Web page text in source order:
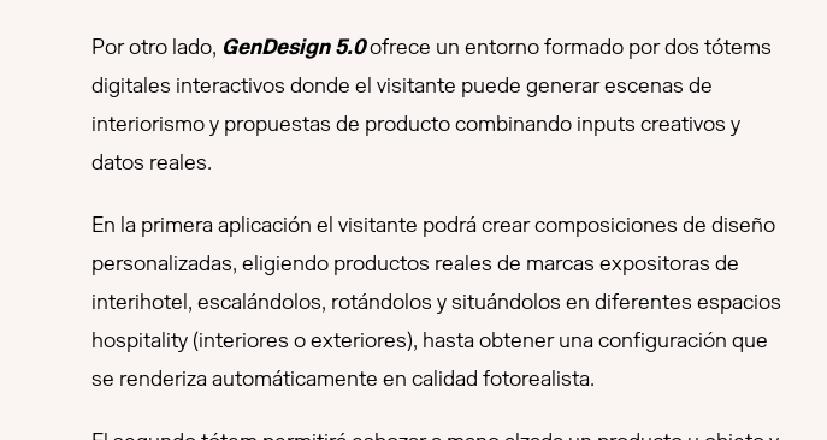
Por otro lado, GenDesign 5.0ofrece un entorno formado por dos tótems
digitales interactivos donde el visitante puede generar escenas de
interiorismo y propuestas de producto combinando inputs creativos y
datos reales.
En la primera aplicación el visitante podrá crear composiciones de diseño
personalizadas, eligiendo productos reales de marcas expositoras de
interihotel, escalándolos, rotándolos y situándolos en diferentes espacios
hospitality (interiores o exteriores), hasta obtener una configuración que
se renderiza automáticamente en calidad fotorealista.